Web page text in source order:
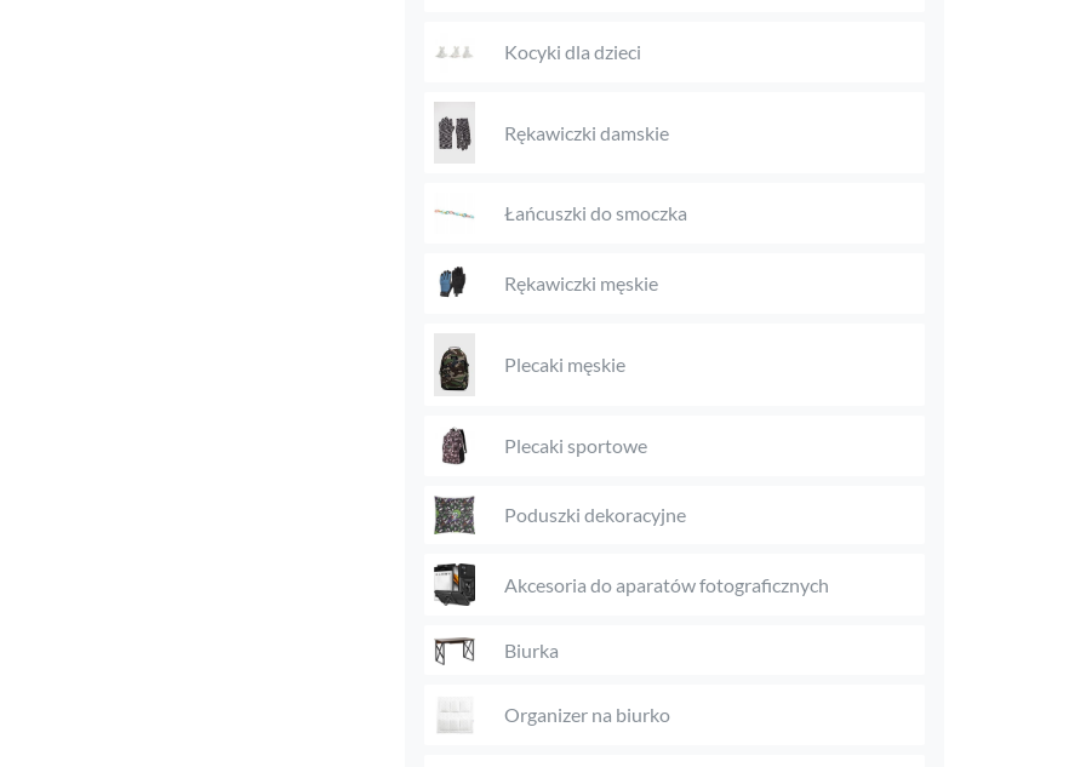
Kocyki dla dzieci
Rękawiczki damskie
Łańcuszki do smoczka
Rękawiczki męskie
Plecaki męskie
Plecaki sportowe
Poduszki dekoracyjne
Akcesoria do aparatów fotograficznych
Biurka
Organizer na biurko